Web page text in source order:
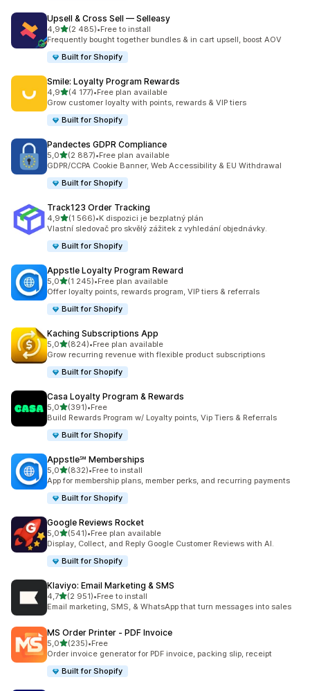
Upsell & Cross Sell — Selleasy
4,9z 5 hvězd
(2 485)
Celkový počet recenzí: 2485
•Free to install
Frequently bought together bundles & in cart upsell, boost AOV
Built for Shopify
Smile: Loyalty Program Rewards
4,9z 5 hvězd
(4 177)
Celkový počet recenzí: 4177
•Free plan available
Grow customer loyalty with points, rewards & VIP tiers
Built for Shopify
Pandectes GDPR Compliance
5,0z 5 hvězd
(2 887)
Celkový počet recenzí: 2887
•Free plan available
GDPR/CCPA Cookie Banner, Web Accessibility & EU Withdrawal
Built for Shopify
Track123 Order Tracking
4,9z 5 hvězd
(1 566)
Celkový počet recenzí: 1566
•K dispozici je bezplatný plán
Vlastní sledovač pro skvělý zážitek z vyhledání objednávky.
Built for Shopify
Appstle Loyalty Program Reward
5,0z 5 hvězd
(1 245)
Celkový počet recenzí: 1245
•Free plan available
Offer loyalty points, rewards program, VIP tiers & referrals
Built for Shopify
Kaching Subscriptions App
5,0z 5 hvězd
(824)
Celkový počet recenzí: 824
•Free plan available
Grow recurring revenue with flexible product subscriptions
Built for Shopify
Casa Loyalty Program & Rewards
5,0z 5 hvězd
(391)
Celkový počet recenzí: 391
•Free
Build Rewards Program w/ Loyalty points, Vip Tiers & Referrals
Built for Shopify
Appstle℠ Memberships
5,0z 5 hvězd
(832)
Celkový počet recenzí: 832
•Free to install
App for membership plans, member perks, and recurring payments
Built for Shopify
Google Reviews Rocket
5,0z 5 hvězd
(541)
Celkový počet recenzí: 541
•Free plan available
Display, Collect, and Reply Google Customer Reviews with AI.
Built for Shopify
Klaviyo: Email Marketing & SMS
4,7z 5 hvězd
(2 951)
Celkový počet recenzí: 2951
•Free to install
Email marketing, SMS, & WhatsApp that turn messages into sales
MS Order Printer ‑ PDF Invoice
5,0z 5 hvězd
(235)
Celkový počet recenzí: 235
•Free
Order invoice generator for PDF invoice, packing slip, receipt
Built for Shopify